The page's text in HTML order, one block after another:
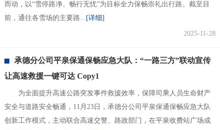
而动，以“雪停路净、畅行无忧”为目标全力保畅崇礼出行路。截至目
前，通往各雪场的主要路... [详细]
2025-11-28
承德分公司平泉保通保畅应急大队：“一路三方”联动宣传
让高速救援一键可达 Copy1
为全面提升高速公路突发事件救援效率，保障司乘人员生命财产
安全与道路安全畅通，11月23日，承德分公司平泉保通保畅应急大队
创新工作模式，主动联合高速交警、路政部门，在平泉收费站广场成